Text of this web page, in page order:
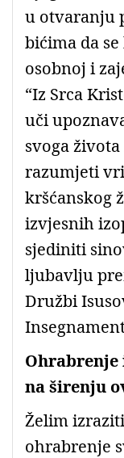
u otvaranju
bićima da
osobnoj i
“Iz Srca
uči
svoga
razumjeti
kršćanskog
izvjesnih
sjediniti
ljubavlju
Družbi
na širenju
Želim
ohrabrenje